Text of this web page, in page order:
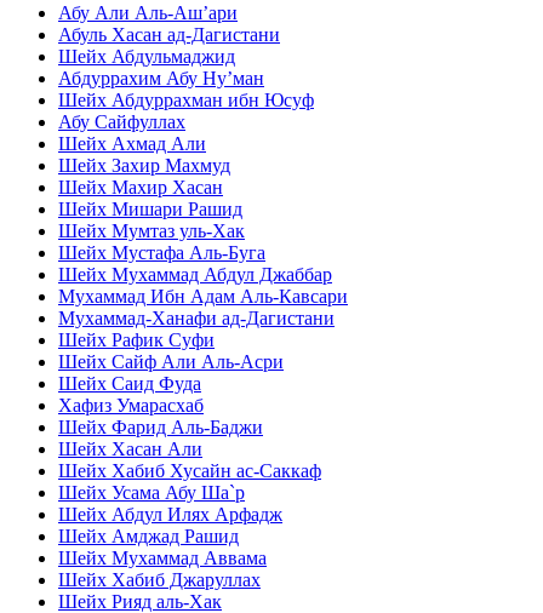
Абу Али Аль-Аш’ари
Абуль Хасан ад-Дагистани
Шейх Абдульмаджид
Абдуррахим Абу Ну’ман
Шейх Абдуррахман ибн Юсуф
Абу Сайфуллах
Шейх Ахмад Али
Шейх Захир Махмуд
Шейх Махир Хасан
Шейх Мишари Рашид
Шейх Мумтаз уль-Хак
Шейх Мустафа Аль-Буга
Шейх Мухаммад Абдул Джаббар
Мухаммад Ибн Адам Аль-Кавсари
Мухаммад-Ханафи ад-Дагистани
Шейх Рафик Суфи
Шейх Сайф Али Аль-Асри
Шейх Саид Фуда
Хафиз Умарасхаб
Шейх Фарид Аль-Баджи
Шейх Хасан Али
Шейх Хабиб Хусайн ас-Саккаф
Шейх Усама Абу Ша`р
Шейх Абдул Илях Арфадж
Шейх Амджад Рашид
Шейх Мухаммад Аввама
Шейх Хабиб Джаруллах
Шейх Рияд аль-Хак